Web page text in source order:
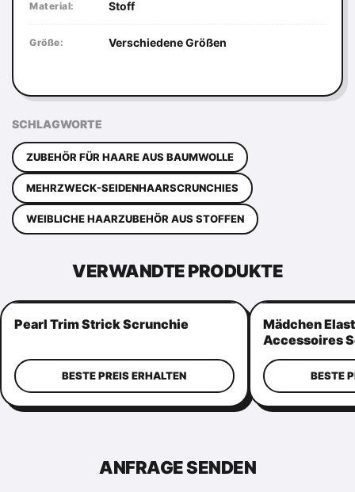
Material: Stoff
Größe: Verschiedene Größen
SCHLAGWORTE
ZUBEHÖR FÜR HAARE AUS BAUMWOLLE
MEHRZWECK-SEIDENHAARSCRUNCHIES
WEIBLICHE HAARZUBEHÖR AUS STOFFEN
VERWANDTE PRODUKTE
Pearl Trim Strick Scrunchie
BESTE PREIS ERHALTEN
Mädchen
Accessoires
Perlen
BESTE
ANFRAGE SENDEN